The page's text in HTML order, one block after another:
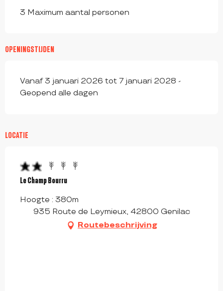
3 Maximum aantal personen
OPENINGSTIJDEN
Vanaf 3 januari 2026 tot 7 januari 2028 -
Geopend alle dagen
LOCATIE
Le Champ Bourru
Hoogte : 380m
935 Route de Leymieux, 42800 Genilac
Routebeschrijving